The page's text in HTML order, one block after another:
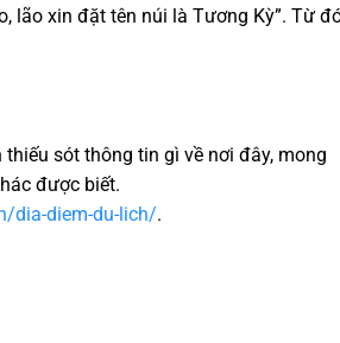
lão xin đặt tên núi là Tương Kỳ”. Từ
sót thông tin gì về nơi đây, mong
được biết.
dia-diem-du-lich/.